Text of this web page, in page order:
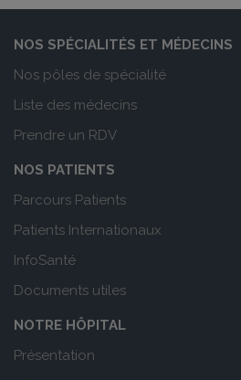
NOS SPÉCIALITÉS ET MÉDECINS
Nos pôles de spécialité
Liste des médecins
Prendre un RDV
NOS PATIENTS
Parcours Patients
Patients Internationaux
InfoSanté
Documents utiles
NOTRE HÔPITAL
Présentation